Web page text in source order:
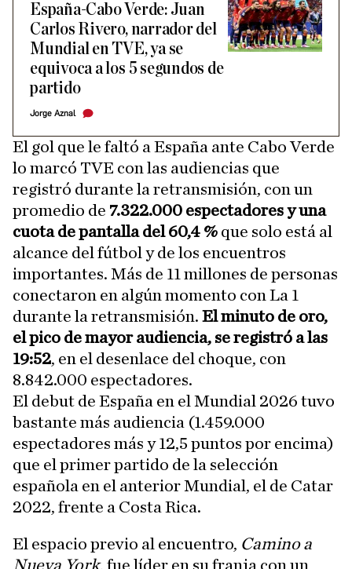
España-Cabo Verde: Juan
Carlos Rivero, narrador del
Mundial en TVE, ya se
equivoca a los 5 segundos de
partido
Jorge Aznal
El gol que le faltó a España ante Cabo Verde
lo marcó TVE con las audiencias que
registró durante la retransmisión, con un
promedio de 7.322.000 espectadores y una
cuota de pantalla del 60,4 % que solo está al
alcance del fútbol y de los encuentros
importantes. Más de 11 millones de personas
conectaron en algún momento con La 1
durante la retransmisión. El minuto de oro,
el pico de mayor audiencia, se registró a las
19:52, en el desenlace del choque, con
8.842.000 espectadores.
El debut de España en el Mundial 2026 tuvo
bastante más audiencia (1.459.000
espectadores más y 12,5 puntos por encima)
que el primer partido de la selección
española en el anterior Mundial, el de Catar
2022, frente a Costa Rica.
El espacio previo al encuentro, Camino a
Nueva York, fue líder en su franja con un